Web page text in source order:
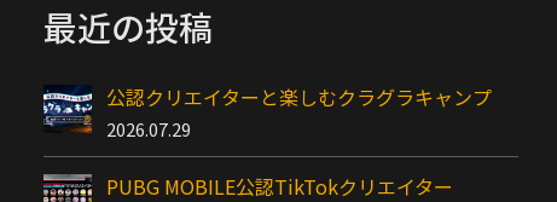
最近の投稿
公認クリエイターと楽しむクラグラキャンプ
2026.07.29
PUBG MOBILE公認TikTokクリエイター